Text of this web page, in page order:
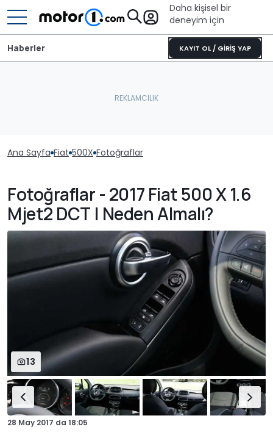
Daha kişisel bir
deneyim için
KAYIT OL / GİRİŞ YAP
Haberler
Ana Sayfa Fiat 500X Fotoğraflar
Fotoğraflar - 2017 Fiat 500 X 1.6
Mjet2 DCT | Neden Almalı?
13
28 May 2017 da 18:05